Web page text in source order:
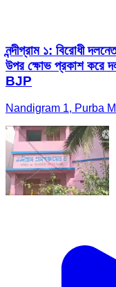
নন্দীগ্রাম ১: বিরোধী
উপর ক্ষোভ প্রকাশ করে
BJP
Nandigram 1, Purba